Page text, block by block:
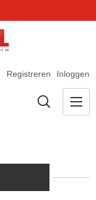
Registreren Inloggen